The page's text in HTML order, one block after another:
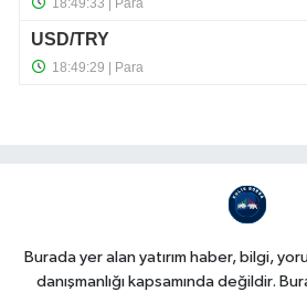
Burada yer alan yatırım haber, bilgi,
danışmanlığı kapsamında değildir.